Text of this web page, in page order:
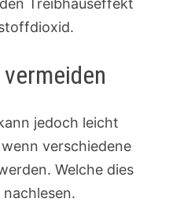
Treibhauseffekt
jedoch leicht
verschiedene
Welche dies
nachlesen.